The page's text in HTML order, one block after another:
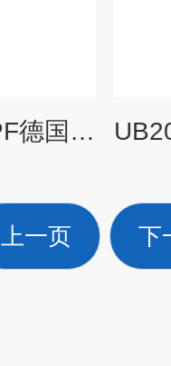
3RG6113-3BE01-PF德国P+F倍加福传感器数据参考
上一页 下